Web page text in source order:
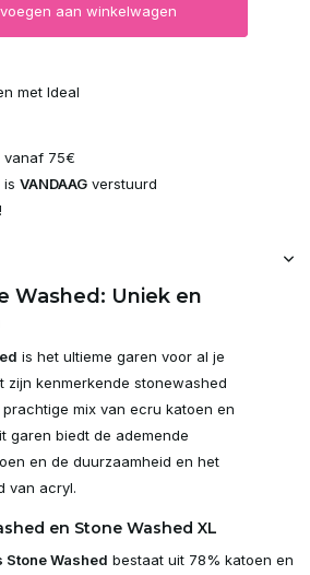
aan winkelwagen
met Ideal
vanaf 75€
is VANDAAG verstuurd
Washed: Uniek en
is het ultieme garen voor al je
zijn kenmerkende stonewashed
mix van ecru katoen en
garen biedt de ademende
en de duurzaamheid en het
van acryl.
en Stone Washed XL
Stone Washed bestaat uit 78% katoen en